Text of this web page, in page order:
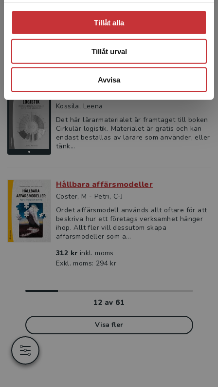
Tillåt alla
Tillåt urval
Avvisa
plan som genom beslut av produktionens
infrastrukturella och strukturella områden
inkl. moms
Exkl. moms: 373 kr
Lärarmaterial - Cirkulär logistik
Kossila, Leena
Det här lärarmaterialet är framtaget till boken
Cirkulär logistik. Materialet är gratis och kan
endast beställas av lärare som använder, eller
tänk...
Hållbara affärsmodeller
Cöster, M - Petri, C-J
Ordet affärsmodell används allt oftare för att
beskriva hur ett företags verksamhet hänger
ihop. Allt fler vill dessutom skapa
affärsmodeller som ä...
312 kr inkl. moms
Exkl. moms: 294 kr
12 av 61
Visa fler